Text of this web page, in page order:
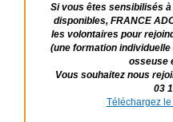
Si vous êtes sensibilisés
disponibles, FRANCE
les volontaires pour
(une formation individuelle
osseuse
Vous souhaitez nous
03
Téléchargez le